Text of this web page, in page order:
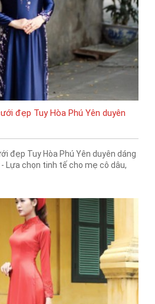
đẹp Tuy Hòa Phú Yên duyên
đẹp Tuy Hòa Phú Yên duyên dáng
Lựa chọn tinh tế cho mẹ cô dâu,